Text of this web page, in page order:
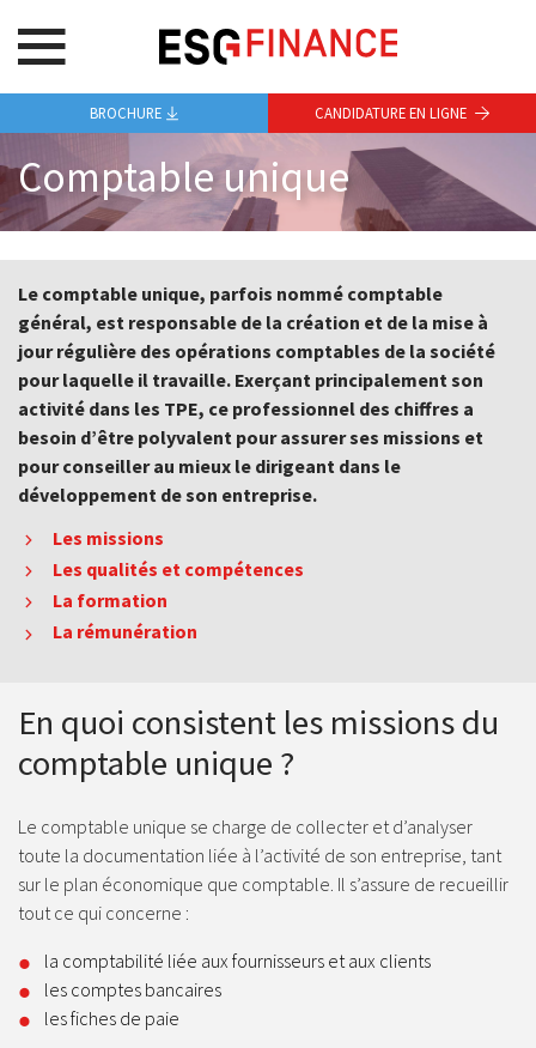
Comptable unique
Le comptable unique, parfois nommé comptable
général, est responsable de la création et de la mise à
jour régulière des opérations comptables de la société
pour laquelle il travaille. Exerçant principalement son
activité dans les TPE, ce professionnel des chiffres a
besoin d’être polyvalent pour assurer ses missions et
pour conseiller au mieux le dirigeant dans le
développement de son entreprise.
Les missions
Les qualités et compétences
La formation
La rémunération
En quoi consistent les missions du
comptable unique ?
Le comptable unique se charge de collecter et d’analyser
toute la documentation liée à l’activité de son entreprise, tant
sur le plan économique que comptable. Il s’assure de recueillir
tout ce qui concerne :
la comptabilité liée aux fournisseurs et aux clients
les comptes bancaires
les fiches de paie
BROCHURE CANDIDATURE EN LIGNE